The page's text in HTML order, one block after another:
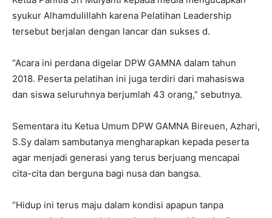
syukur Alhamdulillahh karena Pelatihan Leadership
tersebut berjalan dengan lancar dan sukses d.
“Acara ini perdana digelar DPW GAMNA dalam tahun
2018. Peserta pelatihan ini juga terdiri dari mahasiswa
dan siswa seluruhnya berjumlah 43 orang,” sebutnya.
Sementara itu Ketua Umum DPW GAMNA Bireuen, Azhari,
S.Sy dalam sambutanya mengharapkan kepada peserta
agar menjadi generasi yang terus berjuang mencapai
cita-cita dan berguna bagi nusa dan bangsa.
“Hidup ini terus maju dalam kondisi apapun tanpa